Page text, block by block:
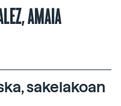
AMAIA
sakelakoan